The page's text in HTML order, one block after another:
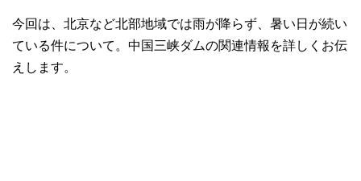
今回は、北京など北部地域では雨が降らず、暑い日が続い
ている件について。中国三峡ダムの関連情報を詳しくお伝
えします。